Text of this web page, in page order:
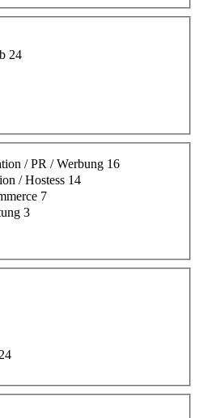
24
/ PR / Werbung 16
/ Hostess 14
7
3
24